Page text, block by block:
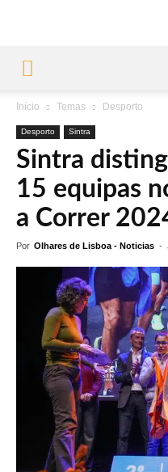
Início Temas Desporto
Desporto Sintra
Sintra
15 equipas
a Correr
Por Olhares de Lisboa - Noticias -